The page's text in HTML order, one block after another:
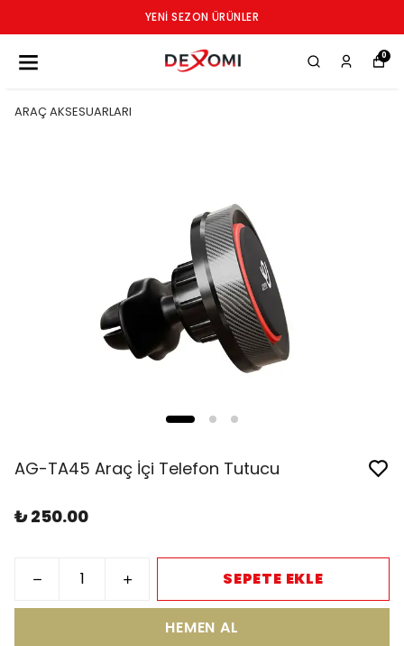
YENI SEZON ÜRÜNLER
0
ARAÇ AKSESUARLARI
AG-TA45 Araç İçi Telefon Tutucu
₺ 250.00
SEPETE EKLE
HEMEN AL